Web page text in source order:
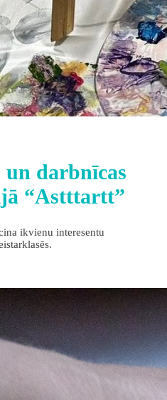
un darbnīcas
“Astttartt”
ikvienu interesentu